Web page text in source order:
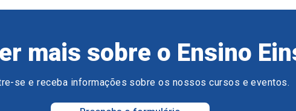
mais sobre o Ensino
se e receba informações sobre os nossos cursos e eventos.